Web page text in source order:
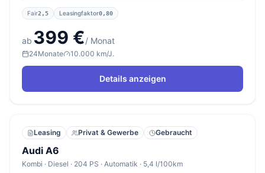
Fair2,5 Leasingfaktor0,80
ab 399 €/ Monat
24Monate 10.000 km/J.
Details anzeigen
Leasing Privat & Gewerbe Gebraucht
Audi A6
Kombi · Diesel · 204 PS · Automatik · 5,4 l/100km